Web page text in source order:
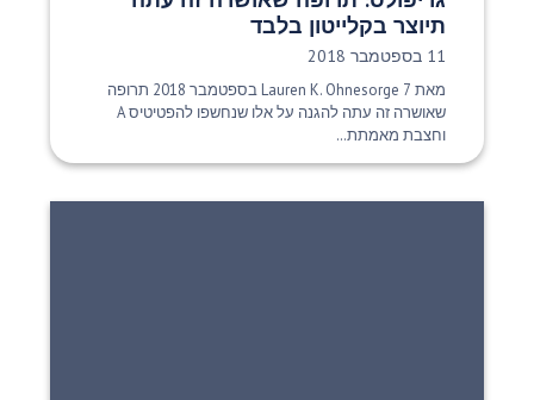
תיוצר בקלייטון בלבד
תאריך פרסום:
11 בספטמבר 2018
מאת Lauren K. Ohnesorge 7 בספטמבר 2018 תרופה
שאושרה זה עתה להגנה על אלו שנחשפו להפטיטיס A
וחצבת מאמתת...